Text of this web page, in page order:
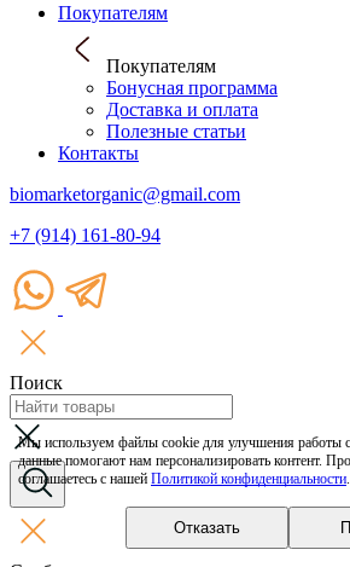
Мы используем файлы cookie для улучшения работы
данные помогают нам персонализировать контент.
соглашаетесь с нашей Политикой конфиденциальности.
Отказать
Покупателям
Покупателям
Бонусная программа
Доставка и оплата
Полезные статьи
Контакты
biomarketorganic@gmail.com
+7 (914) 161-80-94
Поиск